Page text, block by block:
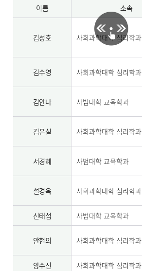
이름 소속
김성호 사회과학대학 심리학과
김수영 사회과학대학 심리학과
김안나 사범대학 교육학과
김은실 사회과학대학 심리학과
서경혜 사범대학 교육학과
설경옥 사회과학대학 심리학과
신태섭 사범대학 교육학과
안현의 사회과학대학 심리학과
양수진 사회과학대학 심리학과